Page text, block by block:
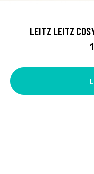
LEITZ LEITZ